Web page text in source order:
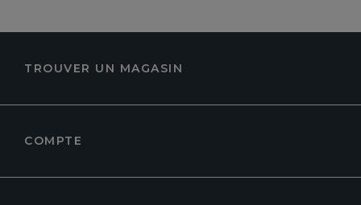
TROUVER UN MAGASIN
COMPTE